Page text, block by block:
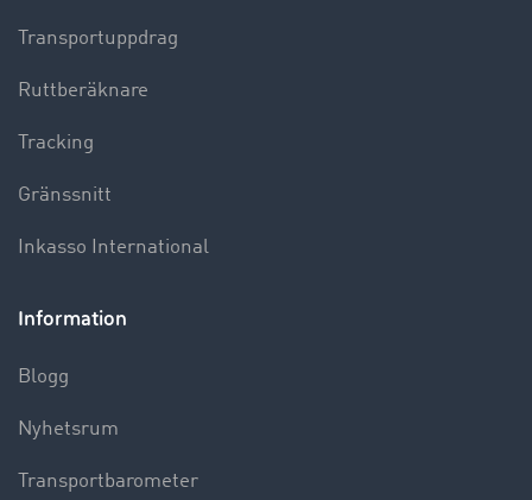
Transportuppdrag
Ruttberäknare
Tracking
Gränssnitt
Inkasso International
Information
Blogg
Nyhetsrum
Transportbarometer